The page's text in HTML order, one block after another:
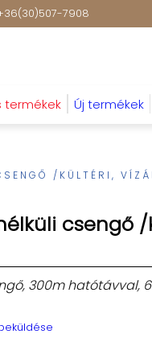
7908
termékek Új termékek
/KÜLTÉRI,
csengő
300m hatótávval,